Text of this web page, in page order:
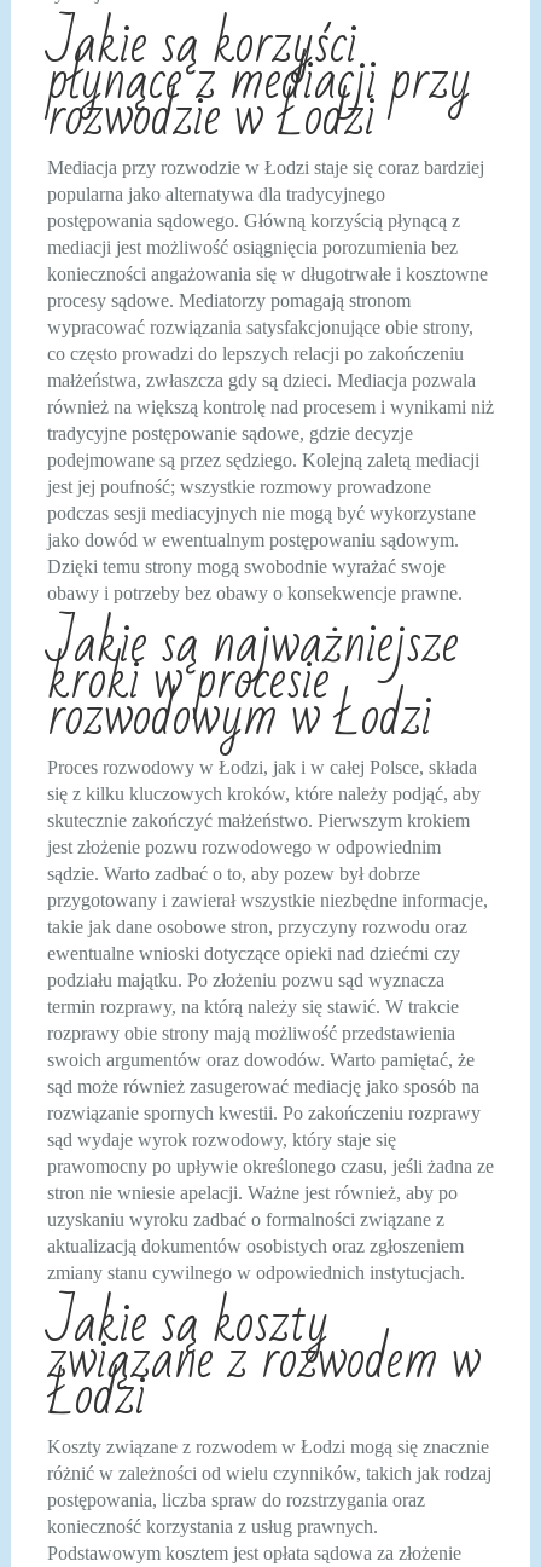
Jakie są korzyści
płynące z mediacji przy
rozwodzie w Łodzi
Mediacja przy rozwodzie w Łodzi staje się coraz bardziej
popularna jako alternatywa dla tradycyjnego
postępowania sądowego. Główną korzyścią płynącą z
mediacji jest możliwość osiągnięcia porozumienia bez
konieczności angażowania się w długotrwałe i kosztowne
procesy sądowe. Mediatorzy pomagają stronom
wypracować rozwiązania satysfakcjonujące obie strony,
co często prowadzi do lepszych relacji po zakończeniu
małżeństwa, zwłaszcza gdy są dzieci. Mediacja pozwala
również na większą kontrolę nad procesem i wynikami niż
tradycyjne postępowanie sądowe, gdzie decyzje
podejmowane są przez sędziego. Kolejną zaletą mediacji
jest jej poufność; wszystkie rozmowy prowadzone
podczas sesji mediacyjnych nie mogą być wykorzystane
jako dowód w ewentualnym postępowaniu sądowym.
Dzięki temu strony mogą swobodnie wyrażać swoje
obawy i potrzeby bez obawy o konsekwencje prawne.
Jakie są najważniejsze
kroki w procesie
rozwodowym w Łodzi
Proces rozwodowy w Łodzi, jak i w całej Polsce, składa
się z kilku kluczowych kroków, które należy podjąć, aby
skutecznie zakończyć małżeństwo. Pierwszym krokiem
jest złożenie pozwu rozwodowego w odpowiednim
sądzie. Warto zadbać o to, aby pozew był dobrze
przygotowany i zawierał wszystkie niezbędne informacje,
takie jak dane osobowe stron, przyczyny rozwodu oraz
ewentualne wnioski dotyczące opieki nad dziećmi czy
podziału majątku. Po złożeniu pozwu sąd wyznacza
termin rozprawy, na którą należy się stawić. W trakcie
rozprawy obie strony mają możliwość przedstawienia
swoich argumentów oraz dowodów. Warto pamiętać, że
sąd może również zasugerować mediację jako sposób na
rozwiązanie spornych kwestii. Po zakończeniu rozprawy
sąd wydaje wyrok rozwodowy, który staje się
prawomocny po upływie określonego czasu, jeśli żadna ze
stron nie wniesie apelacji. Ważne jest również, aby po
uzyskaniu wyroku zadbać o formalności związane z
aktualizacją dokumentów osobistych oraz zgłoszeniem
zmiany stanu cywilnego w odpowiednich instytucjach.
Jakie są koszty
związane z rozwodem w
Łodzi
Koszty związane z rozwodem w Łodzi mogą się znacznie
różnić w zależności od wielu czynników, takich jak rodzaj
postępowania, liczba spraw do rozstrzygania oraz
konieczność korzystania z usług prawnych.
Podstawowym kosztem jest opłata sądowa za złożenie